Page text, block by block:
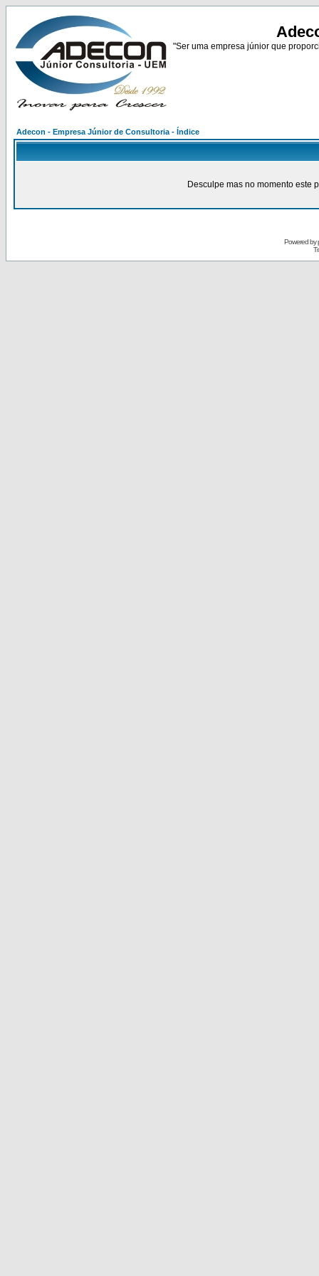
"Ser uma empresa júnior que
Adecon - Empresa Júnior de Consultoria - Índice
Desculpe mas no momento este
Powered by